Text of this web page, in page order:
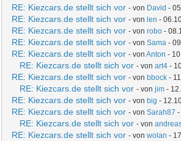
RE: Kiezcars.de stellt sich vor - von David -
RE: Kiezcars.de stellt sich vor - von len -
RE: Kiezcars.de stellt sich vor - vonrobo -
RE: Kiezcars.de stellt sich vor - vonSama -
RE: Kiezcars.de stellt sich vor - vonAnton -
RE: Kiezcars.de stellt sich vor - vonart4 -
RE: Kiezcars.de stellt sich vor - von bbock -
RE: Kiezcars.de stellt sich vor - vonjim -
RE: Kiezcars.de stellt sich vor - von big -
RE: Kiezcars.de stellt sich vor - vonSarah87 -
RE: Kiezcars.de stellt sich vor - von
RE: Kiezcars.de stellt sich vor - vonwolan -